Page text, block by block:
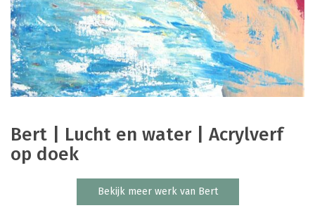
Bert | Lucht en water | Acrylverf
op doek
Bekijk meer werk van Bert